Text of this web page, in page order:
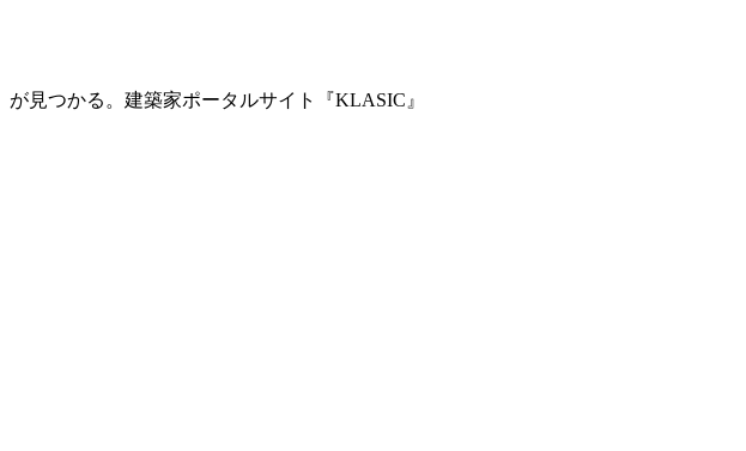
見つかる。 建築家ポータルサイト『KLASIC』